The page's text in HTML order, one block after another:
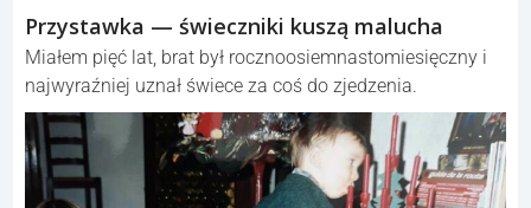
Przystawka — świeczniki kuszą malucha
Miałem pięć lat, brat był rocznoosiemnastomiesięczny i
najwyraźniej uznał świece za coś do zjedzenia.